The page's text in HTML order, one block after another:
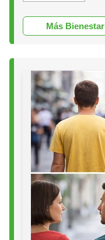
Más Bienestar